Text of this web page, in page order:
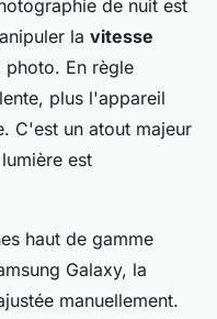
de nuit est
la vitesse
En règle
plus l'appareil
C'est un atout majeur
est
haut de gamme
Galaxy, la
manuellement.